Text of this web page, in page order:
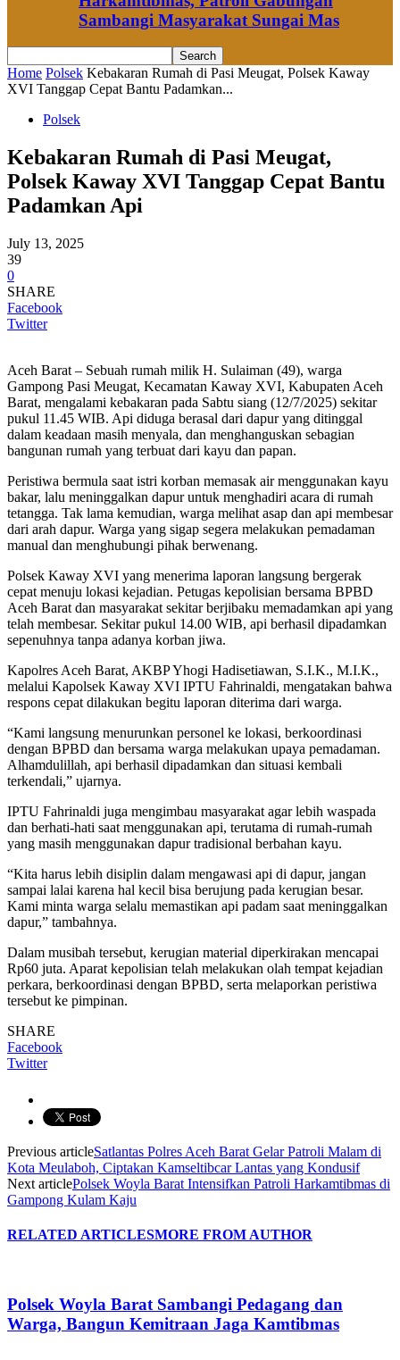
Sambangi Masyarakat Sungai Mas
Home Polsek Kebakaran Rumah di Pasi Meugat, Polsek Kaway
XVI Tanggap Cepat Bantu Padamkan...
Polsek
Kebakaran Rumah di Pasi Meugat,
Polsek Kaway XVI Tanggap Cepat Bantu
Padamkan Api
July 13, 2025
39
0
SHARE
Facebook
Twitter
Aceh Barat – Sebuah rumah milik H. Sulaiman (49), warga
Gampong Pasi Meugat, Kecamatan Kaway XVI, Kabupaten Aceh
Barat, mengalami kebakaran pada Sabtu siang (12/7/2025) sekitar
pukul 11.45 WIB. Api diduga berasal dari dapur yang ditinggal
dalam keadaan masih menyala, dan menghanguskan sebagian
bangunan rumah yang terbuat dari kayu dan papan.
Peristiwa bermula saat istri korban memasak air menggunakan kayu
bakar, lalu meninggalkan dapur untuk menghadiri acara di rumah
tetangga. Tak lama kemudian, warga melihat asap dan api membesar
dari arah dapur. Warga yang sigap segera melakukan pemadaman
manual dan menghubungi pihak berwenang.
Polsek Kaway XVI yang menerima laporan langsung bergerak
cepat menuju lokasi kejadian. Petugas kepolisian bersama BPBD
Aceh Barat dan masyarakat sekitar berjibaku memadamkan api yang
telah membesar. Sekitar pukul 14.00 WIB, api berhasil dipadamkan
sepenuhnya tanpa adanya korban jiwa.
Kapolres Aceh Barat, AKBP Yhogi Hadisetiawan, S.I.K., M.I.K.,
melalui Kapolsek Kaway XVI IPTU Fahrinaldi, mengatakan bahwa
respons cepat dilakukan begitu laporan diterima dari warga.
“Kami langsung menurunkan personel ke lokasi, berkoordinasi
dengan BPBD dan bersama warga melakukan upaya pemadaman.
Alhamdulillah, api berhasil dipadamkan dan situasi kembali
terkendali,” ujarnya.
IPTU Fahrinaldi juga mengimbau masyarakat agar lebih waspada
dan berhati-hati saat menggunakan api, terutama di rumah-rumah
yang masih menggunakan dapur tradisional berbahan kayu.
“Kita harus lebih disiplin dalam mengawasi api di dapur, jangan
sampai lalai karena hal kecil bisa berujung pada kerugian besar.
Kami minta warga selalu memastikan api padam saat meninggalkan
dapur,” tambahnya.
Dalam musibah tersebut, kerugian material diperkirakan mencapai
Rp60 juta. Aparat kepolisian telah melakukan olah tempat kejadian
perkara, berkoordinasi dengan BPBD, serta melaporkan peristiwa
tersebut ke pimpinan.
SHARE
Facebook
Twitter
Previous articleSatlantas Polres Aceh Barat Gelar Patroli Malam di
Kota Meulaboh, Ciptakan Kamseltibcar Lantas yang Kondusif
Next articlePolsek Woyla Barat Intensifkan Patroli Harkamtibmas di
Gampong Kulam Kaju
RELATED ARTICLESMORE FROM AUTHOR
Polsek Woyla Barat Sambangi Pedagang dan
Warga, Bangun Kemitraan Jaga Kamtibmas